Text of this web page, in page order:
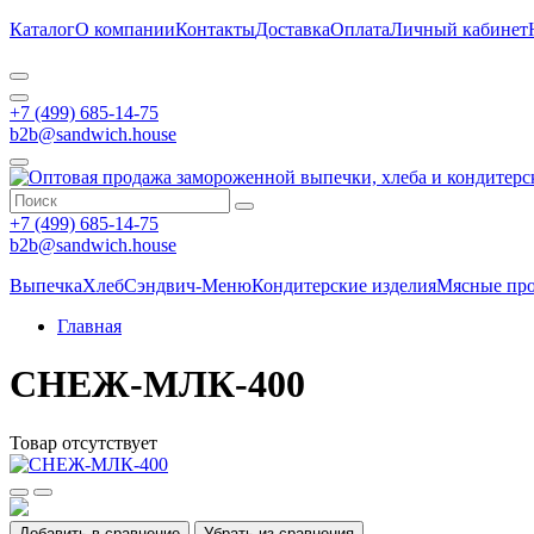
КаталогО компанииКонтактыДоставкаОплатаЛичный кабинет
+7 (499) 685-14-75
b2b@sandwich.house
+7 (499) 685-14-75
b2b@sandwich.house
ВыпечкаХлебСэндвич-МенюКондитерские изделияМясные
Главная
СНЕЖ-МЛК-400
Товар отсутствует